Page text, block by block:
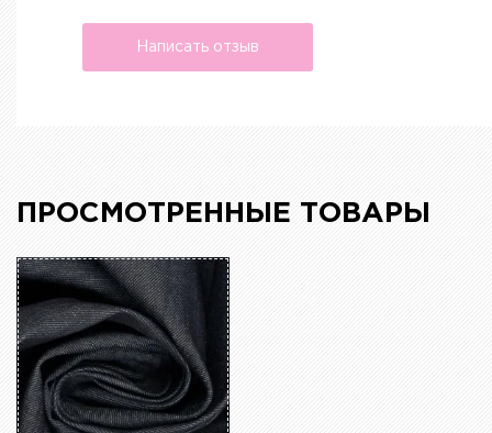
Написать отзыв
ПРОСМОТРЕННЫЕ ТОВАРЫ